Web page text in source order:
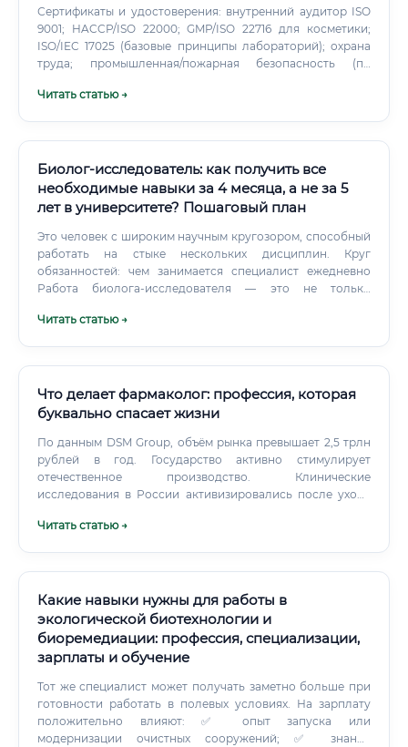
Сертификаты и удостоверения: внутренний аудитор ISO
9001; HACCP/ISO 22000; GMP/ISO 22716 для косметики;
ISO/IEC 17025 (базовые принципы лабораторий); охрана
труда; промышленная/пожарная безопасность (по
медосмотра (обязательно для пищевых производств и
Читать статью →
Биолог-исследователь: как получить все
необходимые навыки за 4 месяца, а не за 5
лет в университете? Пошаговый план
Это человек с широким научным кругозором, способный
работать на стыке нескольких дисциплин. Круг
обязанностей: чем занимается специалист ежедневно
Работа биолога-исследователя — это не только
методичная и интеллектуально насыщенная
Читать статью →
Что делает фармаколог: профессия, которая
буквально спасает жизни
По данным DSM Group, объём рынка превышает 2,5 трлн
рублей в год. Государство активно стимулирует
отечественное производство. Клинические
исследования в России активизировались после ухода
площадки.
Читать статью →
Какие навыки нужны для работы в
экологической биотехнологии и
биоремедиации: профессия, специализации,
зарплаты и обучение
Тот же специалист может получать заметно больше при
готовности работать в полевых условиях. На зарплату
положительно влияют: ✅ опыт запуска или
модернизации очистных сооружений; ✅ знание